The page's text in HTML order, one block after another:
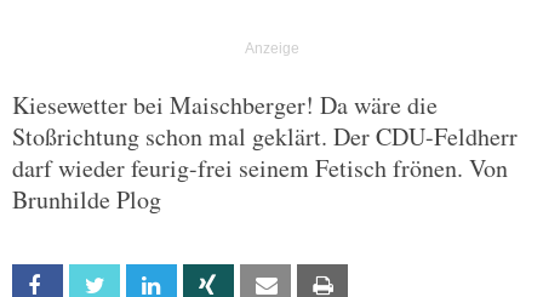
Kiesewetter bei Maischberger! Da wäre die
Stoßrichtung schon mal geklärt. Der CDU-Feldherr
darf wieder feurig-frei seinem Fetisch frönen. Von
Brunhilde Plog
Facebook Twitter Linkedin Xing Email